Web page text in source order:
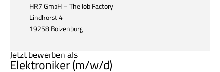
HR7 GmbH – The Job Factory
Lindhorst 4
19258 Boizenburg
Jetzt bewerben als
Elektroniker (m/w/d)